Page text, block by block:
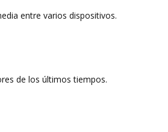
entre varios dispositivos.
de los últimos tiempos.